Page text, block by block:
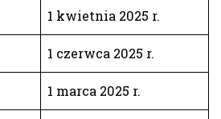
1 kwietnia 2025 r.
1 czerwca 2025 r.
1 marca 2025 r.